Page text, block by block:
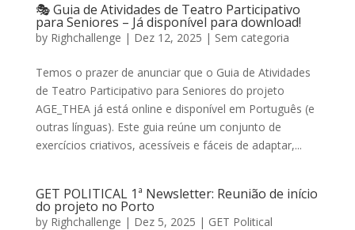
🎭 Guia de Atividades de Teatro Participativo
para Seniores – Já disponível para download!
by Righchallenge | Dez 12, 2025 | Sem categoria
Temos o prazer de anunciar que o Guia de Atividades
de Teatro Participativo para Seniores do projeto
AGE_THEA já está online e disponível em Português (e
outras línguas). Este guia reúne um conjunto de
exercícios criativos, acessíveis e fáceis de adaptar,...
GET POLITICAL 1ª Newsletter: Reunião de início
do projeto no Porto
by Righchallenge | Dez 5, 2025 | GET Political